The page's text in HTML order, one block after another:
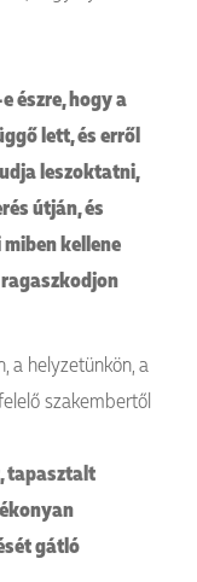
észre, hogy a
lett, és erről
leszoktatni,
útján, és
kellene
a helyzetünkön, a
szakembertől
tapasztalt
gátló